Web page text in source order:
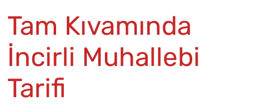
Tam Kıvamında
İncirli Muhallebi
Tarifi